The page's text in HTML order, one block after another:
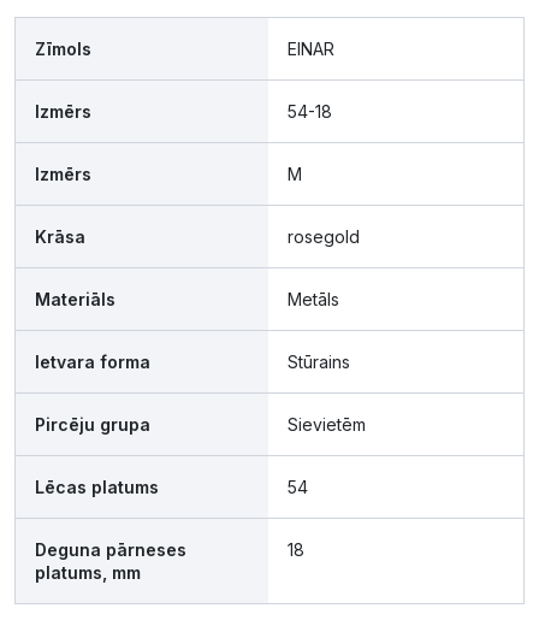
Zīmols EINAR
Izmērs 54-18
Izmērs M
Krāsa rosegold
Materiāls Metāls
Ietvara forma Stūrains
Pircēju grupa Sievietēm
Lēcas platums 54
Deguna pārneses
platums, mm
18